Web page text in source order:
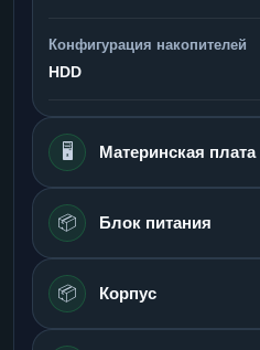
Конфигурация накопителей
HDD
🖥️ Материнская плата
📦 Блок питания
📦 Корпус